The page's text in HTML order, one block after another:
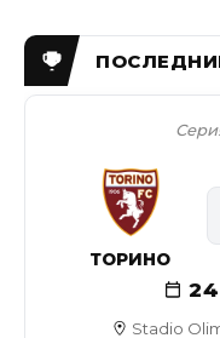
Stadio
ТОРИНО